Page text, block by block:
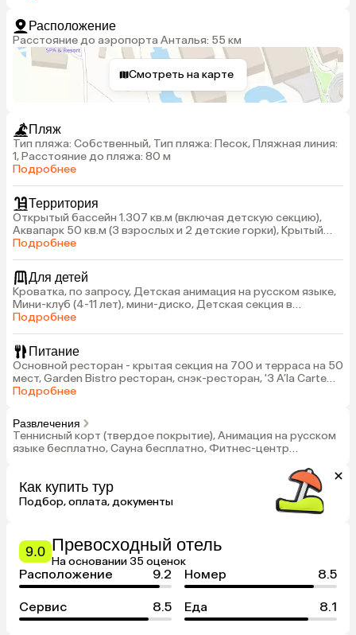
Расположение
Расстояние до аэропорта Анталья: 55 км
Смотреть на карте
Пляж
Тип пляжа: Собственный, Тип пляжа: Песок, Пляжная линия:
1, Расстояние до пляжа: 80 м
Подробнее
Территория
Открытый бассейн 1.307 кв.м (включая детскую секцию),
Аквапарк 50 кв.м (3 взрослых и 2 детские горки), Крытый
бассейн 460 кв.м (включая детскую секцию) с джакузи
Вилла бассейн 80 кв.м
Подробнее
Для детей
Кроватка, по запросу, Детская анимация на русском языке,
Мини-клуб (4-11 лет), мини-диско, Детская секция в
открытом и крытом бассейнах
Подробнее
Питание
Основной ресторан - крытая секция на 700 и терраса на 50
мест, Garden Bistro ресторан, снэк-ресторан, '3 A’la Carte
ресторана: рыбный, итальянский и османский (по
Подробнее
Развлечения
Теннисный корт (твердое покрытие), Анимация на русском
языке бесплатно, Сауна бесплатно, Фитнес-центр
Как купить тур
Подбор, оплата, документы
9.0 Превосходный отель
На основании 35 оценок
Расположение 9.2 Номер 8.5
Сервис 8.5 Еда 8.1